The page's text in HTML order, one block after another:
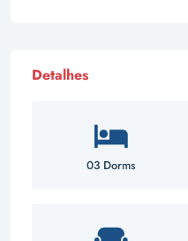
Detalhes
03 Dorms